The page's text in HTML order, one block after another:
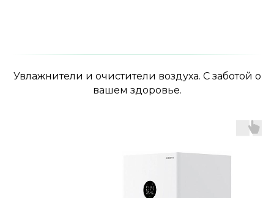
Увлажнители и очистители воздуха. С заботой о
вашем здоровье.